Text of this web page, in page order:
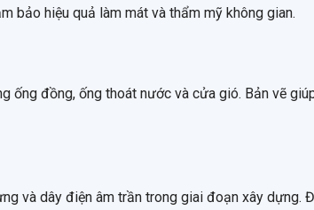
bảo hiệu quả làm mát và thẩm mỹ không gian.
ống đồng, ống thoát nước và cửa gió. Bản vẽ
và dây điện âm trần trong giai đoạn xây dựng.